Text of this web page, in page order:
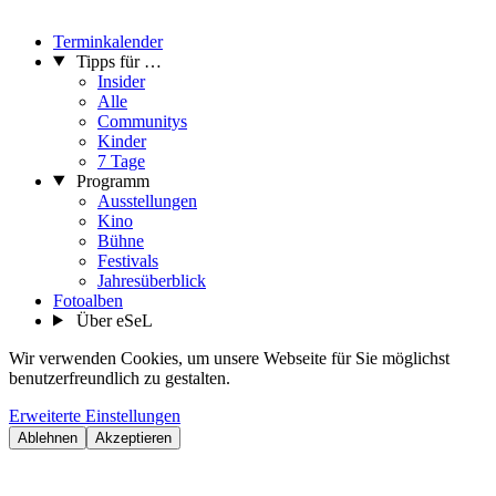
Terminkalender
Tipps für …
Insider
Alle
Communitys
Kinder
7 Tage
Programm
Ausstellungen
Kino
Bühne
Festivals
Jahresüberblick
Fotoalben
Über eSeL
Wir verwenden Cookies, um unsere Webseite für Sie möglichst
benutzerfreundlich zu gestalten.
Erweiterte Einstellungen
Ablehnen Akzeptieren